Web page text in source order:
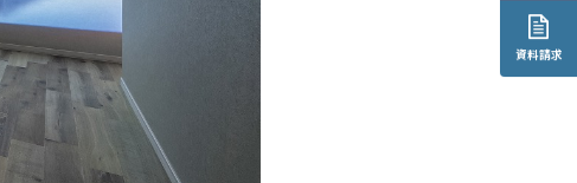
資料請求